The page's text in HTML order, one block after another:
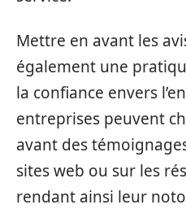
Mettre en avant les
également une
la confiance envers
entreprises peuvent
avant des
sites web ou sur les
rendant ainsi leur